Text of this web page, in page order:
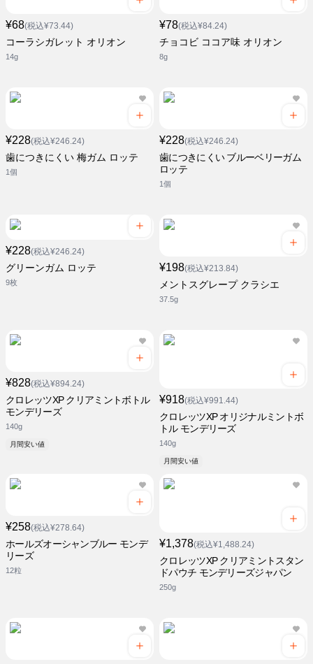
¥68(税込¥73.44)
コーラシガレット オリオン
14g
¥78(税込¥84.24)
チョコビ ココア味 オリオン
8g
¥228(税込¥246.24)
歯につきにくい 梅ガム ロッテ
1個
¥228(税込¥246.24)
歯につきにくい ブルーベリーガム
ロッテ
1個
¥228(税込¥246.24)
グリーンガム ロッテ
9枚
¥198(税込¥213.84)
メントスグレープ クラシエ
37.5g
¥828(税込¥894.24)
クロレッツXP クリアミントボトル
モンデリーズ
140g
月間安い値
¥918(税込¥991.44)
クロレッツXP オリジナルミントボ
トル モンデリーズ
140g
月間安い値
¥258(税込¥278.64)
ホールズオーシャンブルー モンデ
リーズ
12粒
¥1,378(税込¥1,488.24)
クロレッツXP クリアミントスタン
ドパウチ モンデリーズジャパン
250g